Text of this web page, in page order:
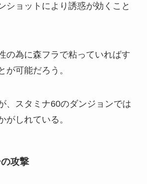
ショットにより誘惑が効くこと
の為に森フラで粘っていればす
が可能だろう。
、スタミナ60のダンジョンでは
がしれている。
攻撃